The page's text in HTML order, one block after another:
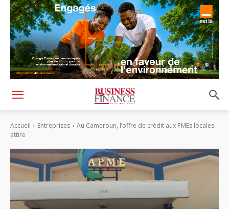
Accueil Entreprises
Au Cameroun, l’offre de crédit aux PMEs locales
attire